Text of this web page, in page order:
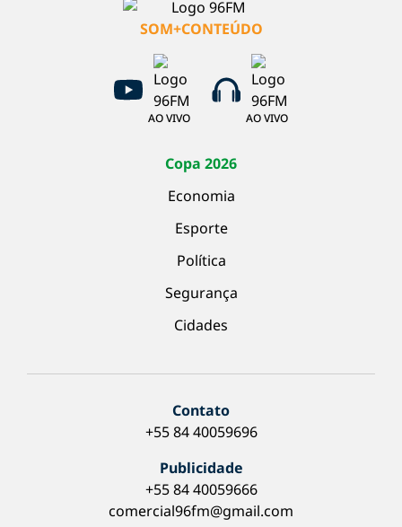
SOM+CONTEÚDO
AO VIVO AO VIVO
Copa 2026
Economia
Esporte
Política
Segurança
Cidades
Contato
+55 84 40059696
Publicidade
+55 84 40059666
comercial96fm@gmail.com